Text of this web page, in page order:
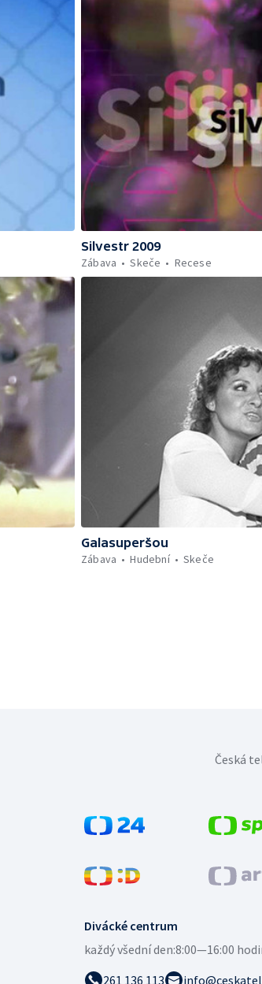
Silvestr 2009
Zábava
Skeče Recese
Galasuperšou
Zábava
Hudební Skeče
Divácké centrum
každý všední den:8:00—16:00
261 136 113
Česká